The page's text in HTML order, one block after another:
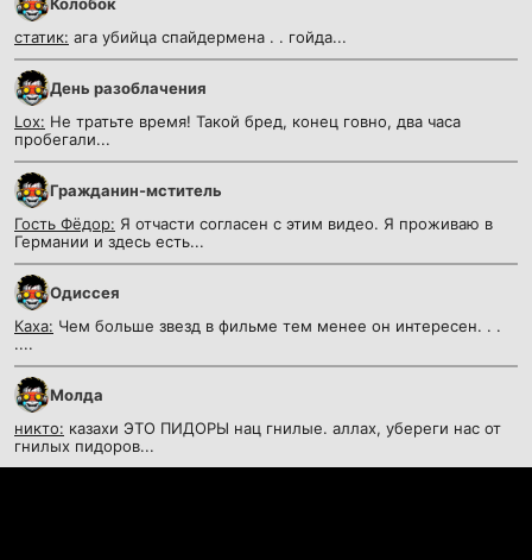
Колобок
статик: ага убийца спайдермена . . гойда...
День разоблачения
Lox: Не тратьте время! Такой бред, конец говно, два часа
пробегали...
Гражданин-мститель
Гость Фёдор: Я отчасти согласен с этим видео. Я проживаю в
Германии и здесь есть...
Одиссея
Каха: Чем больше звезд в фильме тем менее он интересен. . .
....
Молда
никто: казахи ЭТО ПИДОРЫ нац гнилые. аллах, убереги нас от
гнилых пидоров...